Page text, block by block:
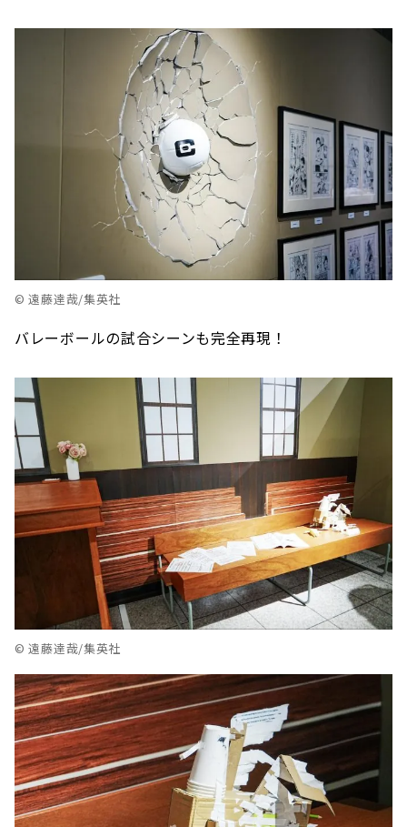
© 遠藤達哉/集英社
バレーボールの試合シーンも完全再現！
© 遠藤達哉/集英社